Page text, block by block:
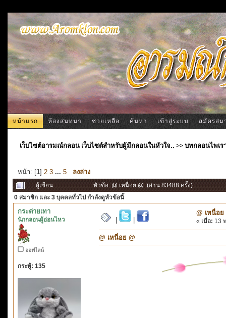
หน้าแรก ห้องสนทนา ช่วยเหลือ ค้นหา เข้าสู่ระบบ สมัครสม
เว็บไซต์อารมณ์กลอน เว็บไซต์สำหรับผู้มีกลอนในหัวใจ.. >>บทกลอนไพเร
หน้า: [1] 2 3 ... 5 ลงล่าง
ผู้เขียน
หัวข้อ: @ เหนื่อย @ (อ่าน 83488 ครั้ง)
0 สมาชิก และ 3 บุคคลทั่วไป กำลังดูหัวข้อนี้
กระต่ายเทา
นักกลอนผู้อ่อนไหว
ออฟไลน์
กระทู้: 135
@ เหนื่อย
« เมื่อ: 13
@ เหนื่อย @